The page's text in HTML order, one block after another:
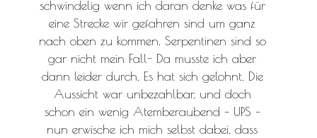
schwindelig wenn ich daran denke was für
eine Strecke wir gefahren sind um ganz
nach oben zu kommen. Serpentinen sind so
gar nicht mein Fall- Da musste ich aber
dann leider durch. Es hat sich gelohnt. Die
Aussicht war unbezahlbar, und doch
schon ein wenig Atemberaubend – UPS –
nun erwische ich mich selbst dabei, dass